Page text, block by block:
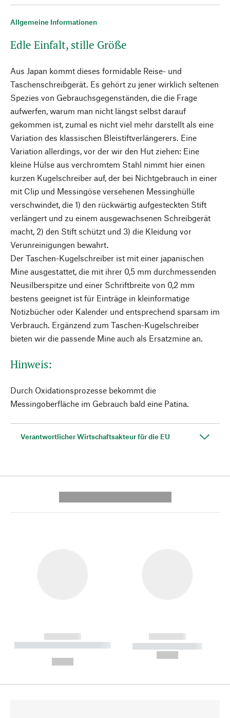
Allgemeine Informationen
Edle Einfalt, stille Größe
Aus Japan kommt dieses formidable Reise- und
Taschenschreibgerät. Es gehört zu jener wirklich seltenen
Spezies von Gebrauchsgegenständen, die die Frage
aufwerfen, warum man nicht längst selbst darauf
gekommen ist, zumal es nicht viel mehr darstellt als eine
Variation des klassischen Bleistiftverlängerers. Eine
Variation allerdings, vor der wir den Hut ziehen: Eine
kleine Hülse aus verchromtem Stahl nimmt hier einen
kurzen Kugelschreiber auf, der bei Nichtgebrauch in einer
mit Clip und Messingöse versehenen Messinghülle
verschwindet, die 1) den rückwärtig aufgesteckten Stift
verlängert und zu einem ausgewachsenen Schreibgerät
macht, 2) den Stift schützt und 3) die Kleidung vor
Verunreinigungen bewahrt.
Der Taschen-Kugelschreiber ist mit einer japanischen
Mine ausgestattet, die mit ihrer 0,5 mm durchmessenden
Neusilberspitze und einer Schriftbreite von 0,2 mm
bestens geeignet ist für Einträge in kleinformatige
Notizbücher oder Kalender und entsprechend sparsam im
Verbrauch. Ergänzend zum Taschen-Kugelschreiber
bieten wir die passende Mine auch als Ersatzmine an.
Hinweis:
Durch Oxidationsprozesse bekommt die
Messingoberfläche im Gebrauch bald eine Patina.
Verantwortlicher Wirtschaftsakteur für die EU
------------
----------- ----------- --------
------------
----------- -----------